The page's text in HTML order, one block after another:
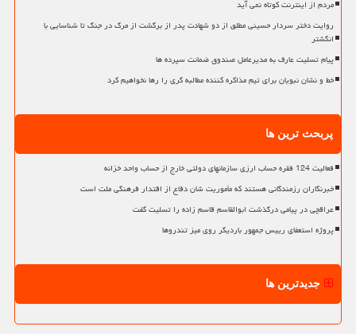
مردم از اینترنت کوتاه نمی آید
روایت دختر سردار حسینی مطلق از دو شهادت پدر از برگشت از مرگ در جنگ تا شناسایی با
انگشتر
پیام تسلیت عارف به مدیرعامل صندوق ضمانت سپرده ها
خط و نشان نبویان برای تیم مذاکره کننده مطالبه گری را رها نخواهیم کرد
پربحث ترین ها
فعالیت 124 فقره حساب ارزی سازمانهای دولتی خارج از حساب واحد خزانه
خبرنگاران رزمندگانی هستند که مأموریت شان دفاع از اقتدار فرهنگی ملت است
عراقچی در پیامی درگذشت ابوالقاسم قاسم زاده را تسلیت گفت
پروژه استعفای رییس جمهور باردیگر روی میز تندروها
جدیدترین ها